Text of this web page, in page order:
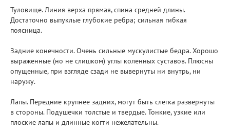
Туловище. Линия верха прямая, спина средней длины.
Достаточно выпуклые глубокие ребра; сильная гибкая
поясница.
Задние конечности. Очень сильные мускулистые бедра. Хорошо
выраженные (но не слишком) углы коленных суставов. Плюсны
опущенные, при взгляде сзади не вывернуты ни внутрь, ни
наружу.
Лапы. Передние крупнее задних, могут быть слегка развернуты
в стороны. Подушечки толстые и твердые. Тонкие, узкие или
плоские лапы и длинные когти нежелательны.